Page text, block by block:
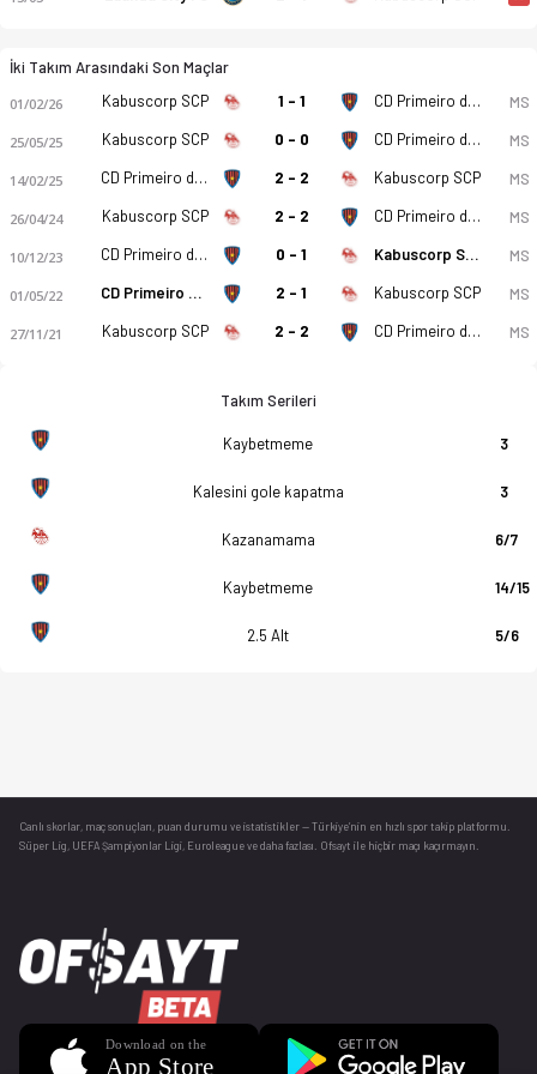
İki Takım Arasındaki Son Maçlar
01/02/26 Kabuscorp SCP 1 - 1 CD Primeiro de Agosto MS
25/05/25 Kabuscorp SCP 0 - 0 CD Primeiro de Agosto MS
14/02/25 CD Primeiro de Agosto 2 - 2 Kabuscorp SCP MS
26/04/24 Kabuscorp SCP 2 - 2 CD Primeiro de Agosto MS
10/12/23 CD Primeiro de Agosto 0 - 1 Kabuscorp SCP MS
01/05/22 CD Primeiro de Agosto 2 - 1 Kabuscorp SCP MS
27/11/21 Kabuscorp SCP 2 - 2 CD Primeiro de Agosto MS
Takım Serileri
Kaybetmeme 3
Kalesini gole kapatma 3
Kazanamama 6/7
Kaybetmeme 14/15
2.5 Alt 5/6
Canlı skorlar , maç sonuçları, puan durumu ve istatistikler — Türkiye’nin en hızlı spor takip platformu.
Süper Lig, UEFA Şampiyonlar Ligi, Euroleague ve daha fazlası. Ofsayt ile hiçbir maçı kaçırmayın.